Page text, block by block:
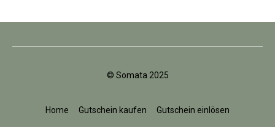
© Somata 2025
Home Gutschein kaufen Gutschein einlösen